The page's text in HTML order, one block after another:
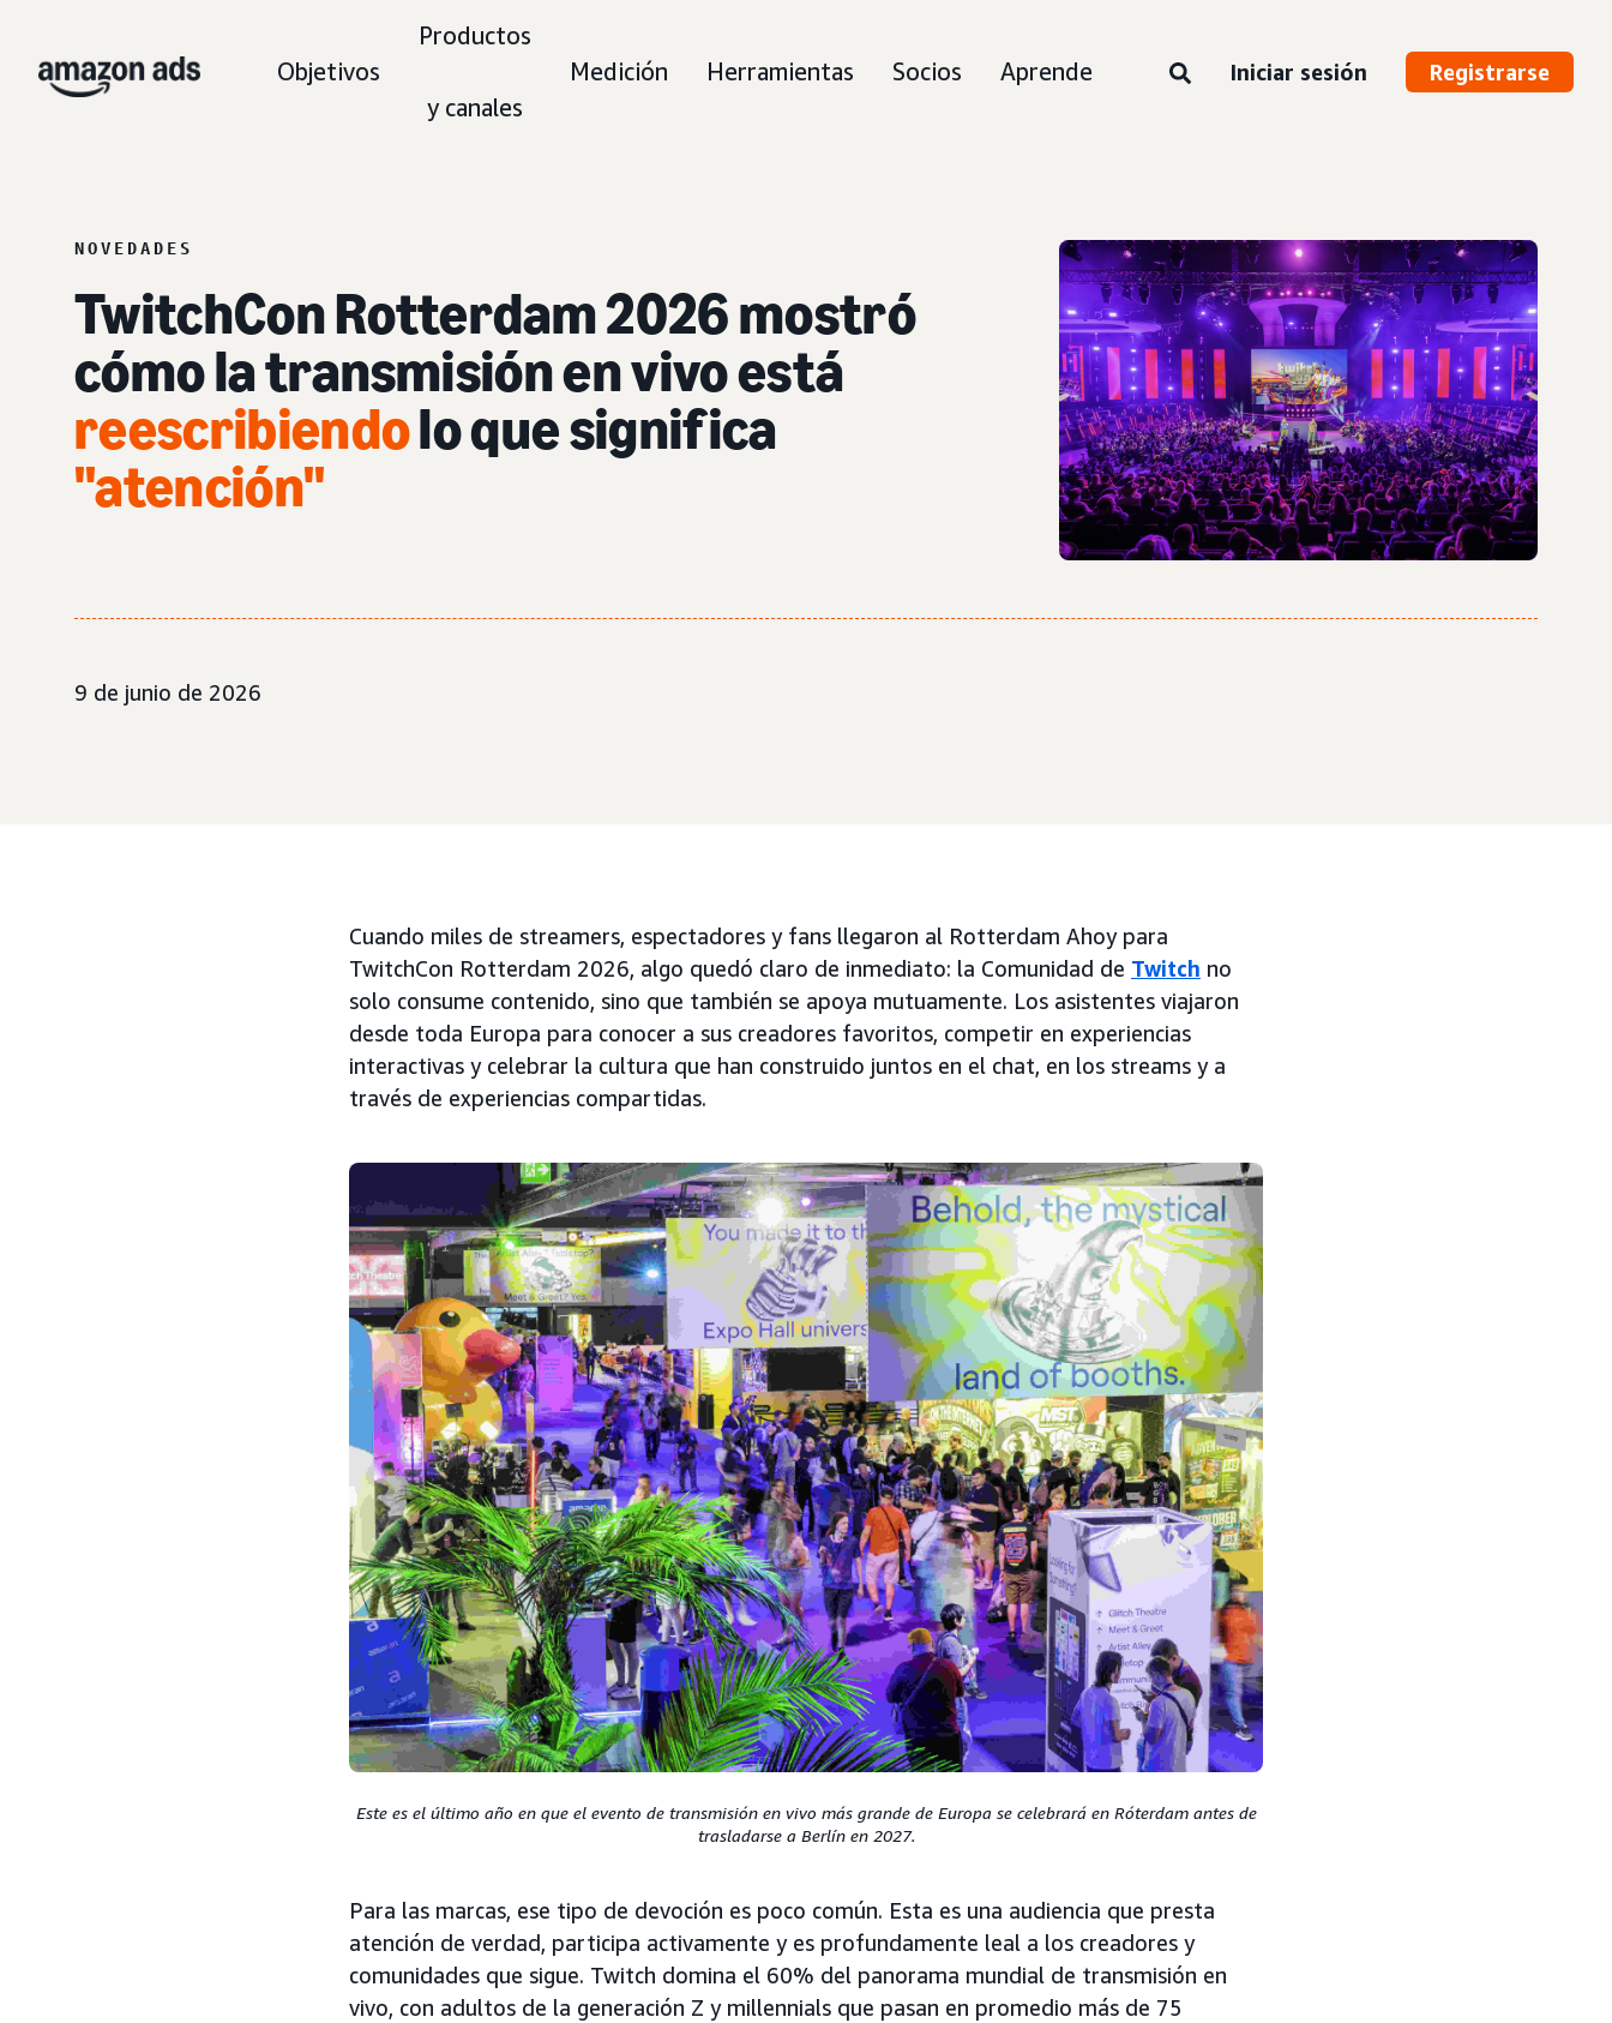
Objetivos
Productos
y canales
Medición Herramientas Socios Aprende Iniciar sesión Registrarse
NOVEDADES
TwitchCon Rotterdam 2026 mostró
cómo la transmisión en vivo está
reescribiendolo que significa
"atención"
9 de junio de 2026
Cuando miles de streamers, espectadores y fans llegaron al Rotterdam Ahoy para
TwitchCon Rotterdam 2026, algo quedó claro de inmediato: la Comunidad de Twitch no
solo consume contenido, sino que también se apoya mutuamente. Los asistentes viajaron
desde toda Europa para conocer a sus creadores favoritos, competir en experiencias
interactivas y celebrar la cultura que han construido juntos en el chat, en los streams y a
través de experiencias compartidas.
Este es el último año en que el evento de transmisión en vivo más grande de Europa se celebrará en Róterdam antes de
trasladarse a Berlín en 2027.
Para las marcas, ese tipo de devoción es poco común. Esta es una audiencia que presta
atención de verdad, participa activamente y es profundamente leal a los creadores y
comunidades que sigue. Twitch domina el 60% del panorama mundial de transmisión en
vivo, con adultos de la generación Z y millennials que pasan en promedio más de 75